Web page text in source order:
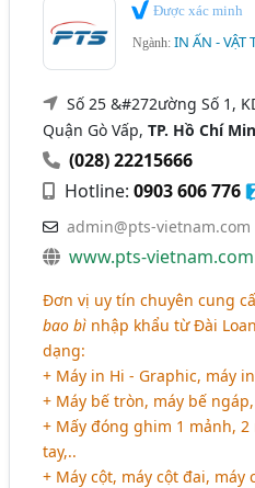
Được xác minh
Ngành:IN ẤN - VẬT
Số 25 &#272ường Số 1,
Quận Gò Vấp,TP. Hồ Chí
(028) 22215666
Hotline:0903 606 776
admin@pts-vietnam.com
www.pts-vietnam.com
Đơn vị uy tín chuyên cung
bao bì nhập khẩu từ Đài
dạng:
+ Máy in Hi - Graphic, máy
+ Máy bế tròn, máy bế
+ Mấy đóng ghim 1 mảnh,
tay,..
+ Máy cột, máy cột đai, máy